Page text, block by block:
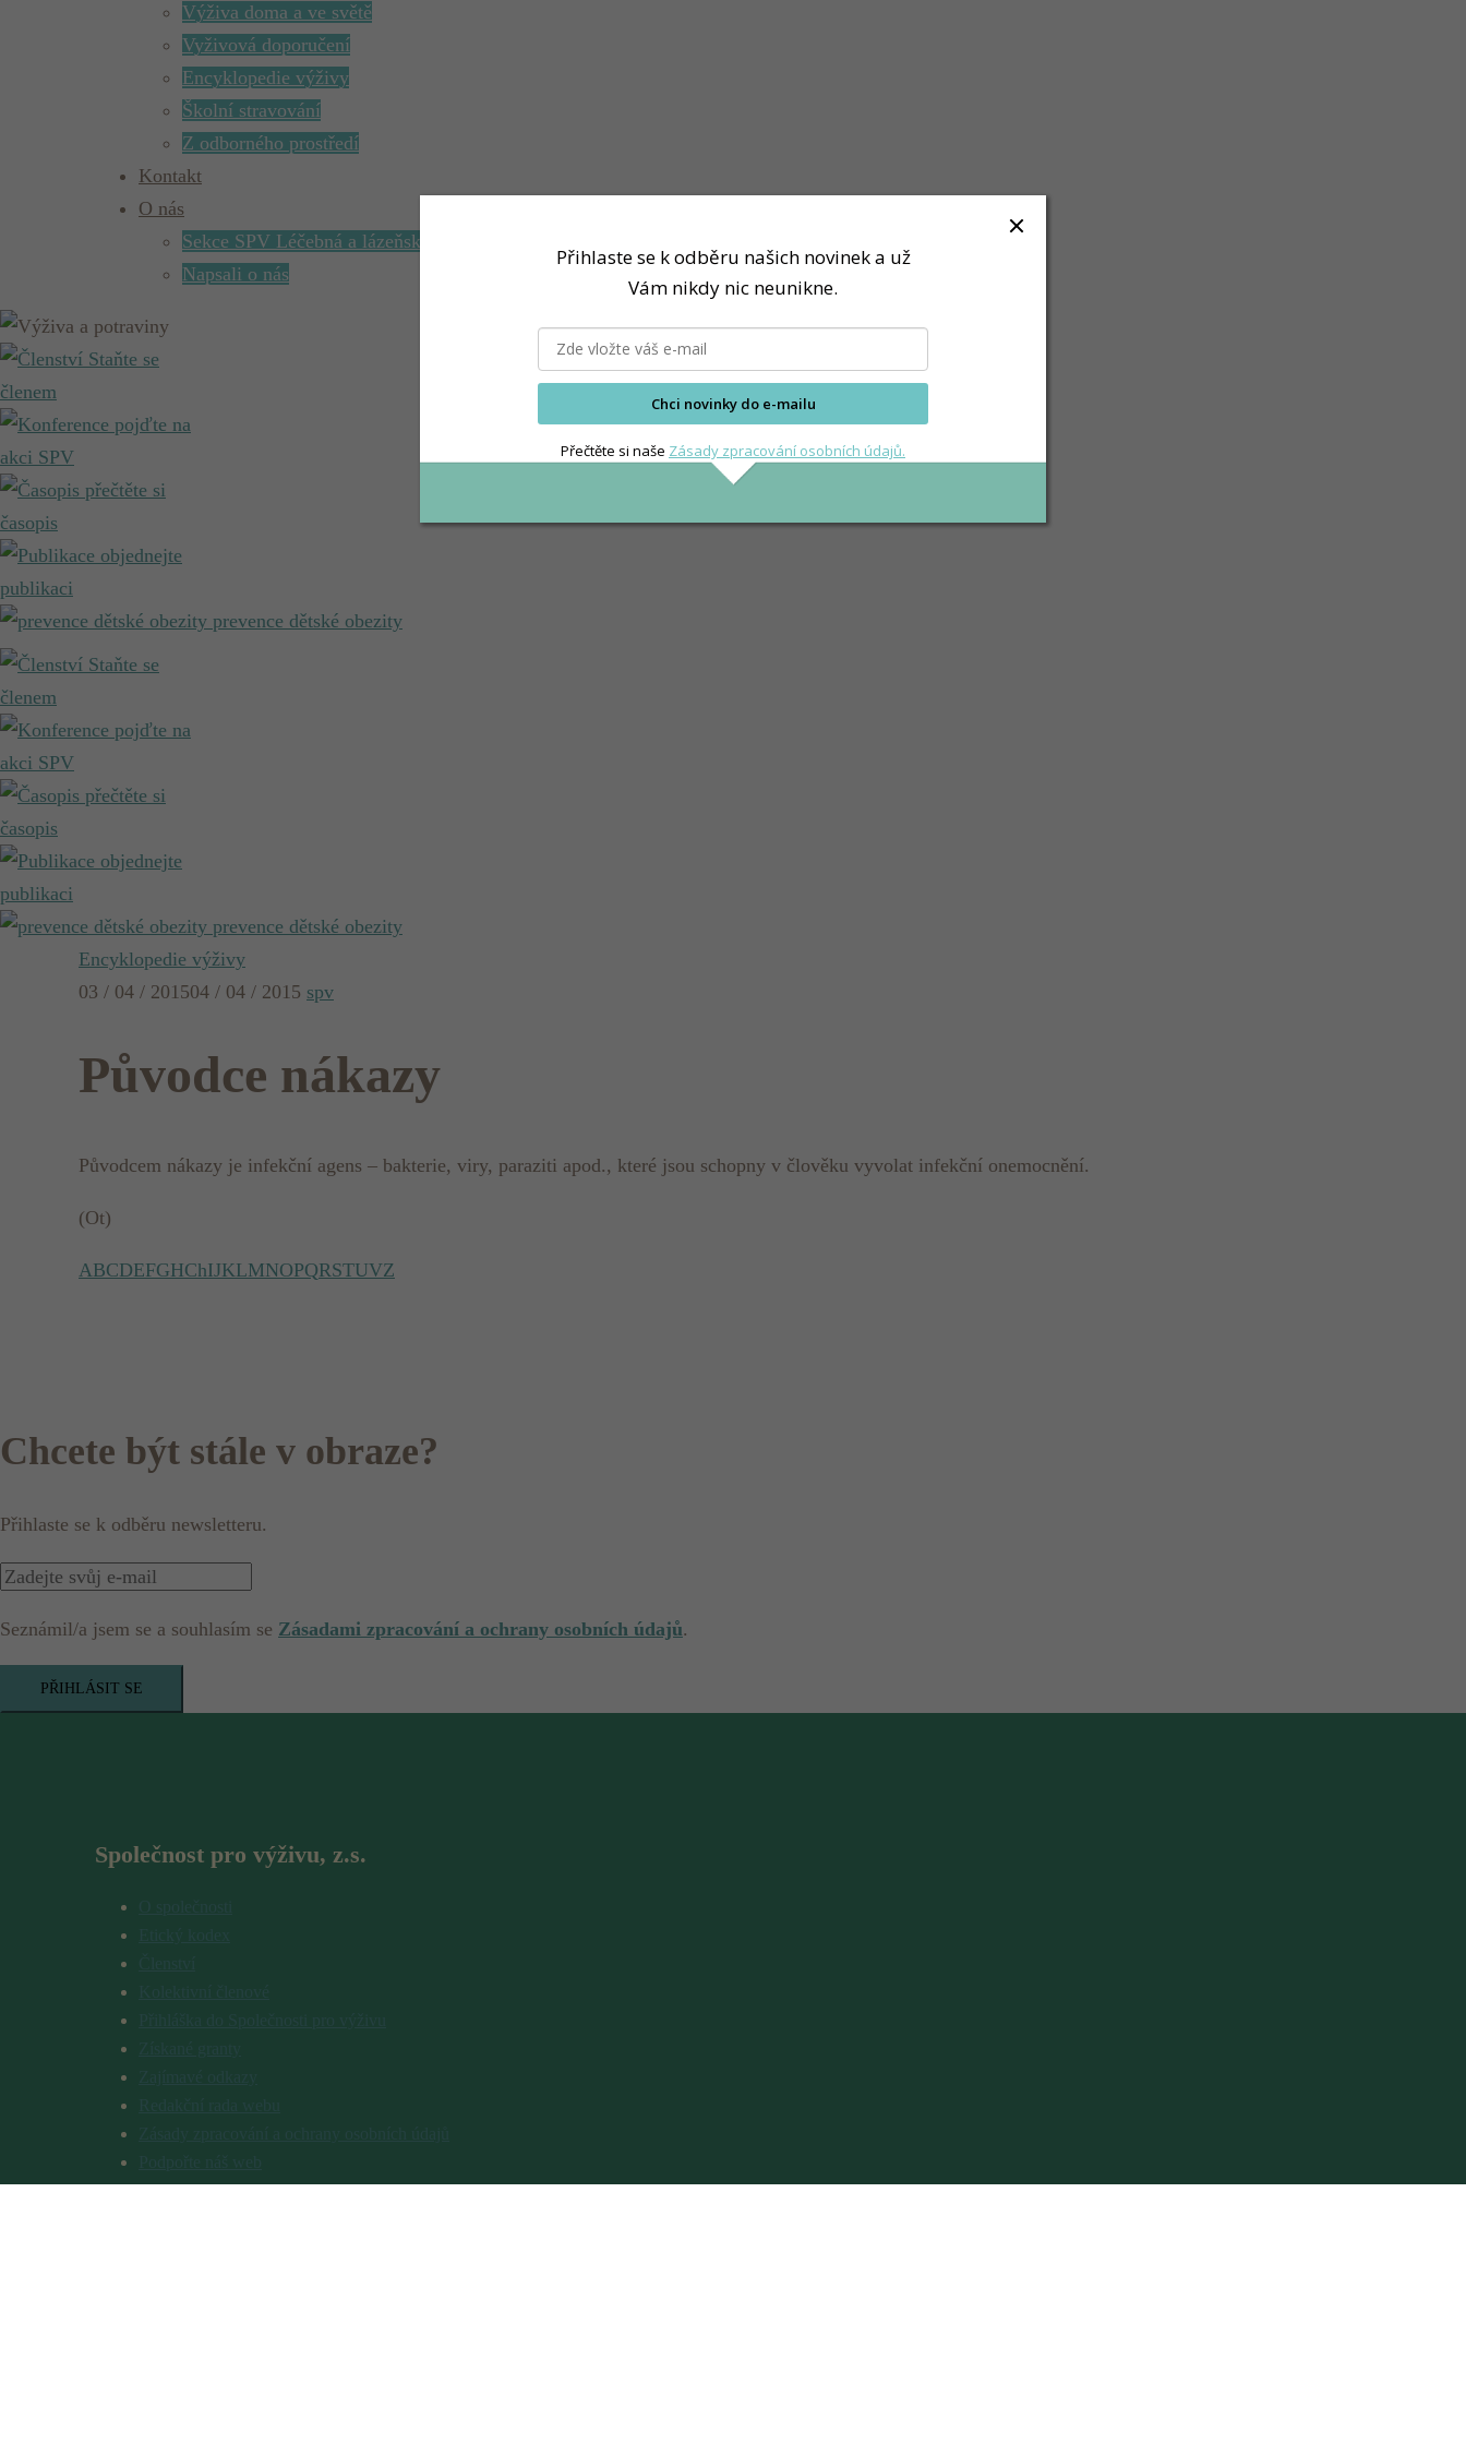
Výživa doma a ve světě
Vyživová doporučení
Encyklopedie výživy
Školní stravování
Z odborného prostředí
Kontakt
O nás
Sekce SPV Léčebná a lázeňská výživa
Napsali o nás
Staňte se
členem
pojďte na
akci SPV
přečtěte si
časopis
objednejte
publikaci
prevence dětské obezity
Staňte se
členem
pojďte na
akci SPV
přečtěte si
časopis
objednejte
publikaci
prevence dětské obezity
Encyklopedie výživy
03 / 04 / 201504 / 04 / 2015 spv
Původce nákazy
Původcem nákazy je infekční agens – bakterie, viry, paraziti apod., které jsou schopny v člověku vyvolat infekční onemocnění.
(Ot)
ABCDEFGHChIJKLMNOPQRSTUVZ
Chcete být stále v obraze?
Přihlaste se k odběru newsletteru.
Seznámil/a jsem se a souhlasím se Zásadami zpracování a ochrany osobních údajů.
PŘIHLÁSIT SE
Společnost pro výživu, z.s.
Přihlaste se k odběru našich novinek a už
Vám nikdy nic neunikne.
Chci novinky do e-mailu
Přečtěte si naše Zásady zpracování osobních údajů.